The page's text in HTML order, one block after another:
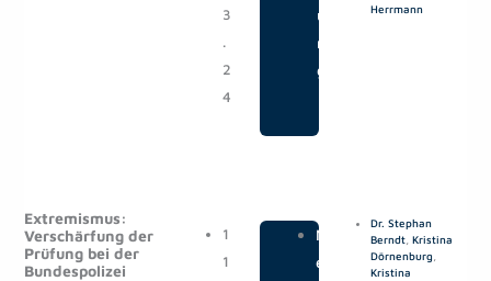
3
.
2
4
u
n
g
Herrmann
Extremismus:
Verschärfung der
Prüfung bei der
Bundespolizei
1
1
M
e
Dr. Stephan
Berndt, Kristina
Dörnenburg
Kristina